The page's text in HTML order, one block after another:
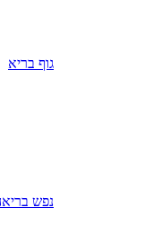
גוף בריא
נפש